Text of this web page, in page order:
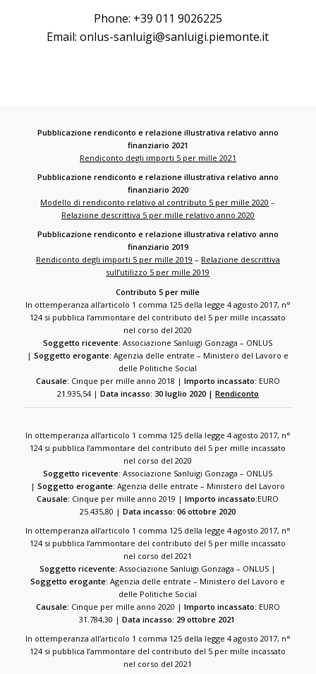
Phone: +39 011 9026225
Email:onlus-sanluigi@sanluigi.piemonte.it
Pubblicazione rendiconto e relazione illustrativa relativo anno
finanziario 2021
Rendiconto degli importi 5 per mille 2021
Pubblicazione rendiconto e relazione illustrativa relativo anno
finanziario 2020
Modello di rendiconto relativo al contributo 5 per mille 2020 –
Relazione descrittiva 5 per mille relativo anno 2020
Pubblicazione rendiconto e relazione illustrativa relativo anno
finanziario 2019
Rendiconto degli importi 5 per mille 2019 – Relazione descrittiva
sull’utilizzo 5 per mille 2019
Contributo 5 per mille
In ottemperanza all’articolo 1 comma 125 della legge 4 agosto 2017, n°
124 si pubblica l’ammontare del contributo del 5 per mille incassato
nel corso del 2020
Soggetto ricevente: Associazione Sanluigi Gonzaga – ONLUS
|Soggetto erogante: Agenzia delle entrate – Ministero del Lavoro e
delle Politiche Social
Causale: Cinque per mille anno 2018 | Importo incassato: EURO
21.935,54 | Data incasso: 30 luglio 2020 | Rendiconto
In ottemperanza all’articolo 1 comma 125 della legge 4 agosto 2017, n°
124 si pubblica l’ammontare del contributo del 5 per mille incassato
nel corso del 2020
Soggetto ricevente: Associazione Sanluigi Gonzaga – ONLUS
|Soggetto erogante: Agenzia delle entrate – Ministero del Lavoro
Causale: Cinque per mille anno 2019 | Importo incassato:EURO
25.435,80 |Data incasso: 06 ottobre 2020
In ottemperanza all’articolo 1 comma 125 della legge 4 agosto 2017, n°
124 si pubblica l’ammontare del contributo del 5 per mille incassato
nel corso del 2021
Soggetto ricevente: Associazione Sanluigi Gonzaga – ONLUS |
Soggetto erogante: Agenzia delle entrate – Ministero del Lavoro e
delle Politiche Social
Causale: Cinque per mille anno 2020 | Importo incassato: EURO
31.784,30 | Data incasso: 29 ottobre 2021
In ottemperanza all’articolo 1 comma 125 della legge 4 agosto 2017, n°
124 si pubblica l’ammontare del contributo del 5 per mille incassato
nel corso del 2021